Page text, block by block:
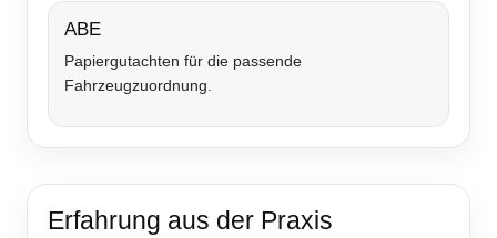
ABE
Papiergutachten für die passende
Fahrzeugzuordnung.
Erfahrung aus der Praxis